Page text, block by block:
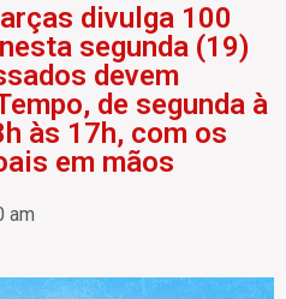
divulga 100
segunda (19)
devem
de segunda à
às 17h, com os
em mãos
am